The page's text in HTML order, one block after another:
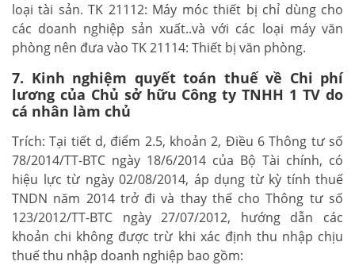
loại tài sản. TK 21112: Máy móc thiết bị chỉ dùng cho
các doanh nghiệp sản xuất..và với các loại máy văn
phòng nên đưa vào TK 21114: Thiết bị văn phòng.
7. Kinh nghiệm quyết toán thuế về Chi phí
lương của Chủ sở hữu Công ty TNHH 1 TV do
cá nhân làm chủ
Trích: Tại tiết d, điểm 2.5, khoản 2, Điều 6 Thông tư số
78/2014/TT-BTC ngày 18/6/2014 của Bộ Tài chính, có
hiệu lực từ ngày 02/08/2014, áp dụng từ kỳ tính thuế
TNDN năm 2014 trở đi và thay thế cho Thông tư số
123/2012/TT-BTC ngày 27/07/2012, hướng dẫn các
khoản chi không được trừ khi xác định thu nhập chịu
thuế thu nhập doanh nghiệp bao gồm: